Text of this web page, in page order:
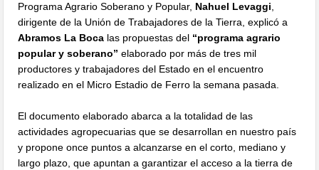
Programa Agrario Soberano y Popular, Nahuel Levaggi,
dirigente de la Unión de Trabajadores de la Tierra, explicó a
Abramos La Boca las propuestas del “programa agrario
popular y soberano” elaborado por más de tres mil
productores y trabajadores del Estado en el encuentro
realizado en el Micro Estadio de Ferro la semana pasada.
El documento elaborado abarca a la totalidad de las
actividades agropecuarias que se desarrollan en nuestro país
y propone once puntos a alcanzarse en el corto, mediano y
largo plazo, que apuntan a garantizar el acceso a la tierra de